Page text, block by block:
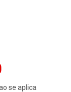
se aplica